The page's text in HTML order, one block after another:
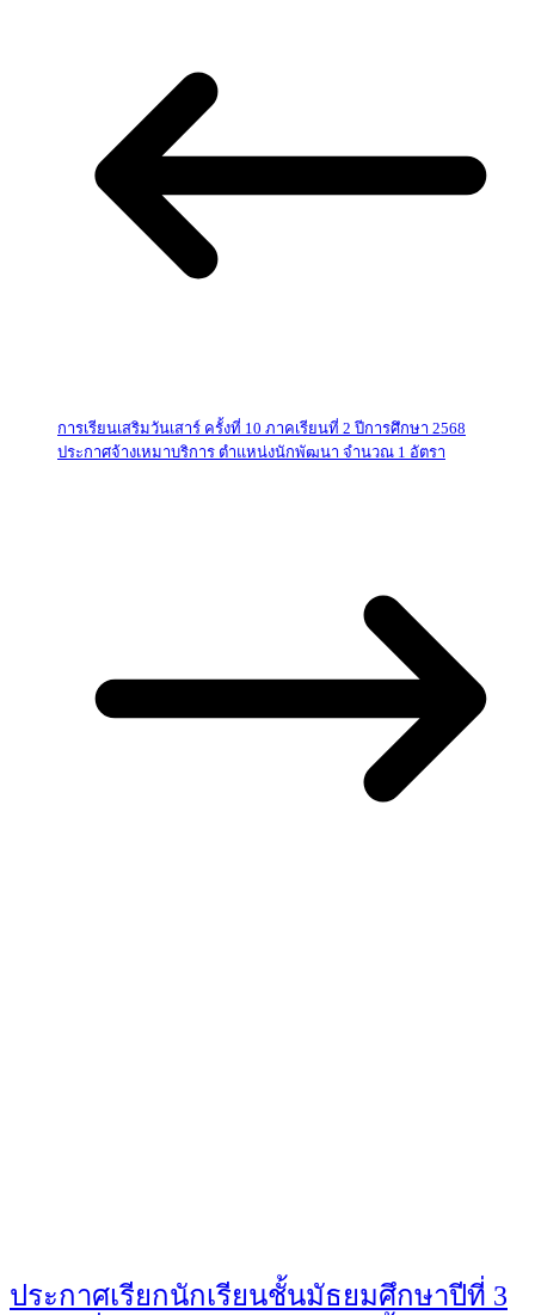
การเรียนเสริมวันเสาร์ ครั้งที่ 10 ภาคเรียนที่ 2 ปีการศึกษา 2568
ประกาศจ้างเหมาบริการ ตำแหน่งนักพัฒนา จำนวณ 1 อัตรา
ประกาศเรียกนักเรียนชั้นมัธยมศึกษาปีที่ 3